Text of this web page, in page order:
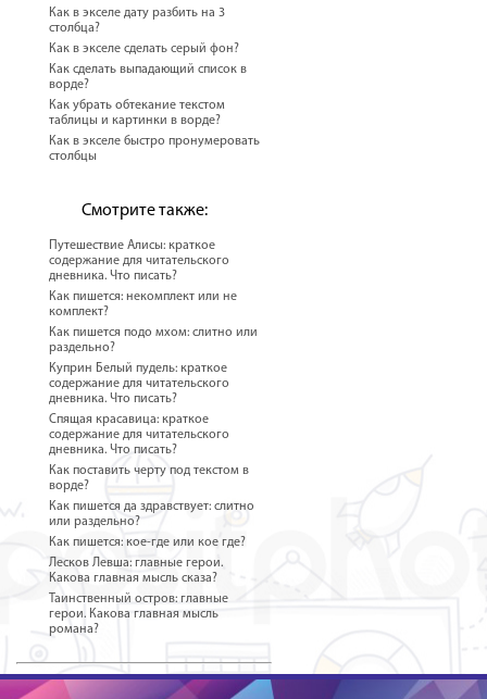
Как в экселе дату разбить на 3
столбца?
Как в экселе сделать серый фон?
Как сделать выпадающий список в
ворде?
Как убрать обтекание текстом
таблицы и картинки в ворде?
Как в экселе быстро пронумеровать
столбцы
Смотрите также:
Путешествие Алисы: краткое
содержание для читательского
дневника. Что писать?
Как пишется: некомплект или не
комплект?
Как пишется подо мхом: слитно или
раздельно?
Куприн Белый пудель: краткое
содержание для читательского
дневника. Что писать?
Спящая красавица: краткое
содержание для читательского
дневника. Что писать?
Как поставить черту под текстом в
ворде?
Как пишется да здравствует: слитно
или раздельно?
Как пишется: кое-где или кое где?
Лесков Левша: главные герои.
Какова главная мысль сказа?
Таинственный остров: главные
герои. Какова главная мысль
романа?